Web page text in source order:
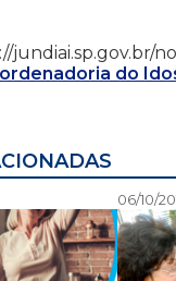
jundiai.sp.gov.br/
do
06/10/